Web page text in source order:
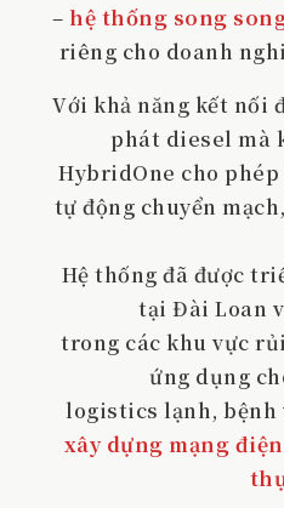
– hệ thống song
riêng cho doanh
Với khả năng kết nối
phát diesel mà
HybridOne cho
tự động chuyển
Hệ thống đã được
tại Đài Loan
trong các khu vực
ứng dụng
logistics lạnh, bệnh
xây dựng mạng